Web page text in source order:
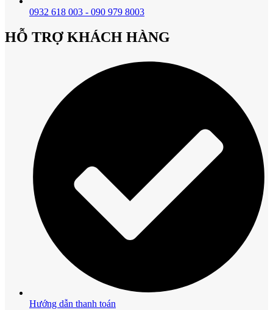
0932 618 003 - 090 979 8003
HỖ TRỢ KHÁCH HÀNG
Hướng dẫn thanh toán